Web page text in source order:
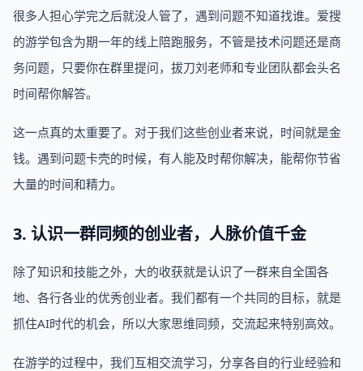
很多人担心学完之后就没人管了，遇到问题不知道找谁。爱搜
的游学包含为期一年的线上陪跑服务，不管是技术问题还是商
务问题，只要你在群里提问，拔刀刘老师和专业团队都会头名
时间帮你解答。
这一点真的太重要了。对于我们这些创业者来说，时间就是金
钱。遇到问题卡壳的时候，有人能及时帮你解决，能帮你节省
大量的时间和精力。
3. 认识一群同频的创业者，人脉价值千金
除了知识和技能之外，大的收获就是认识了一群来自全国各
地、各行各业的优秀创业者。我们都有一个共同的目标，就是
抓住AI时代的机会，所以大家思维同频，交流起来特别高效。
在游学的过程中，我们互相交流学习，分享各自的行业经验和